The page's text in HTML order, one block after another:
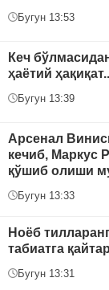
Бугун 13:53
Кеч
ҳаётий
Бугун 13:39
Арсенал
кечиб, Маркус
қўшиб олиши
Бугун 13:33
Ноёб
табиатга
Бугун 13:31